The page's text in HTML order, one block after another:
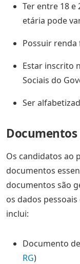
Ter entre 18 e
etária pode
Possuir
Estar inscrito
Sociais do
Ser
Os candidatos ao
documentos
documentos são
os dados
inclui:
Documento
RG)